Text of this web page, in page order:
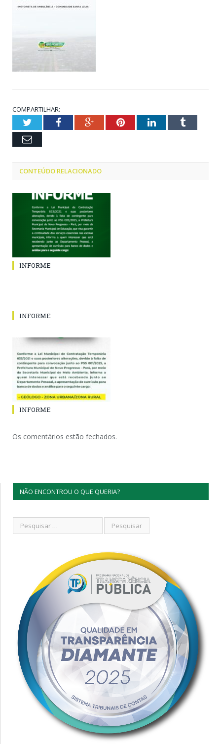
COMPARTILHAR:
TwitterFacebookGoogle+PinterestLinkedInTumblr
Email
CONTEÚDO RELACIONADO
INFORME
INFORME
INFORME
Os comentários estão fechados.
NÃO ENCONTROU O QUE QUERIA?